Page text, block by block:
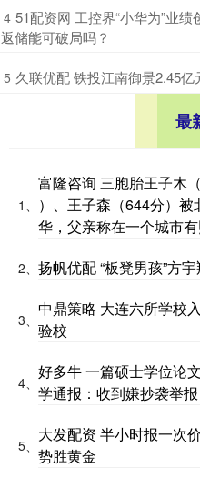
4 ​51配资网 工控界“小华为”业
返储能可破局吗？
5 久联优配 铁投江南御景2.45亿
最
1、
富隆咨询 三胞胎王子木
）、王子森（644分）
华，父亲称在一个城市
2、 扬帆优配 “板凳男孩”方
3、
中鼎策略 大连六所学校
验校
4、
好多牛 一篇硕士学位论
学通报：收到嫌抄袭举
5、
大发配资 半小时报一次
势胜黄金